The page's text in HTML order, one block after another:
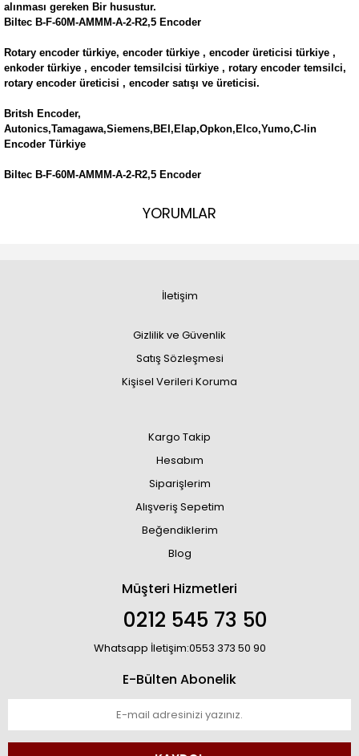
alınması gereken Bir husustur.
Biltec B-F-60M-AMMM-A-2-R2,5 Encoder
Rotary encoder türkiye, encoder türkiye , encoder üreticisi türkiye ,
enkoder türkiye , encoder temsilcisi türkiye , rotary encoder temsilci,
rotary encoder üreticisi , encoder satışı ve üreticisi.
Britsh Encoder,
Autonics,Tamagawa,Siemens,BEI,Elap,Opkon,Elco,Yumo,C-lin
Encoder Türkiye
Biltec B-F-60M-AMMM-A-2-R2,5 Encoder
YORUMLAR
İletişim
Gizlilik ve Güvenlik
Satış Sözleşmesi
Kişisel Verileri Koruma
Kargo Takip
Hesabım
Siparişlerim
Alışveriş Sepetim
Beğendiklerim
Blog
Müşteri Hizmetleri
0212 545 73 50
Whatsapp İletişim:0553 373 50 90
E-Bülten Abonelik